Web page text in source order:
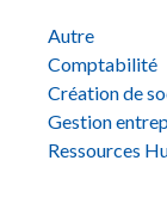
Autre
Comptabilité
Création de
Gestion
Ressources